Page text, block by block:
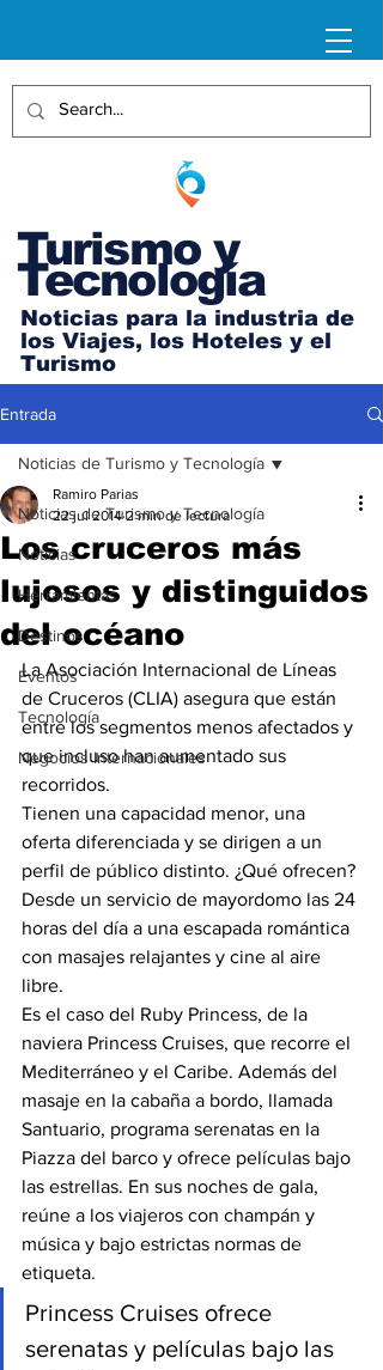
Turismo y
Tecnología
Noticias para la industria de
los Viajes, los Hoteles y el
Turismo
Entrada
Noticias de Turismo y Tecnología
Noticias
Herramientas
Destinos
Eventos
Tecnología
Negocios Internacionales
Noticias de Turismo y Tecnología
Los cruceros más
lujosos y distinguidos
del océano
Ramiro Parias
22 jul 2014 2 min de lectura
La Asociación Internacional de Líneas
de Cruceros (CLIA) asegura que están
entre los segmentos menos afectados y
que incluso han aumentado sus
recorridos.
Tienen una capacidad menor, una
oferta diferenciada y se dirigen a un
perfil de público distinto. ¿Qué ofrecen?
Desde un servicio de mayordomo las 24
horas del día a una escapada romántica
con masajes relajantes y cine al aire
libre.
Es el caso del Ruby Princess, de la
naviera Princess Cruises, que recorre el
Mediterráneo y el Caribe. Además del
masaje en la cabaña a bordo, llamada
Santuario, programa serenatas en la
Piazza del barco y ofrece películas bajo
las estrellas. En sus noches de gala,
reúne a los viajeros con champán y
música y bajo estrictas normas de
etiqueta.
Princess Cruises ofrece
serenatas y películas bajo las